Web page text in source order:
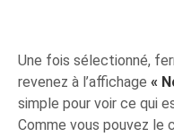
Une fois sélectionné,
revenez à l’affichage«
simple pour voir ce qui
Comme vous pouvez le